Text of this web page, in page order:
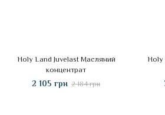
Holy Land Juvelast Масляний
концентрат
2 105 грн 2 184 грн
Holy